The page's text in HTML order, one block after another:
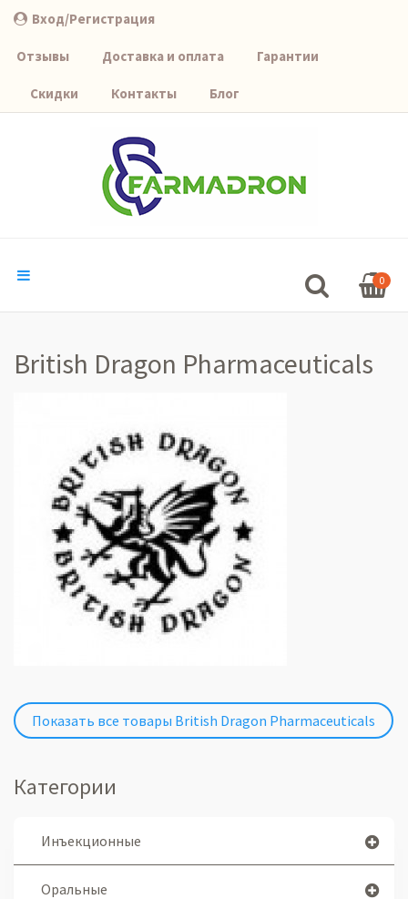
Вход/Регистрация
Отзывы Доставка и оплата Гарантии
Скидки Контакты Блог
0
British Dragon Pharmaceuticals
Показать все товары British Dragon Pharmaceuticals
Категории
Инъекционные
Оральные